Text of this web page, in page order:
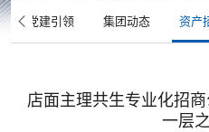
党建引领 集团动态 资产
店面主理共生专业化招
一层之